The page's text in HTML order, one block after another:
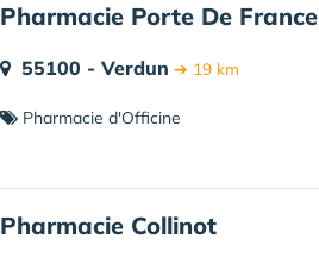
Pharmacie Porte De France
55100 - Verdun ➔ 19 km
Pharmacie d'Officine
Pharmacie Collinot